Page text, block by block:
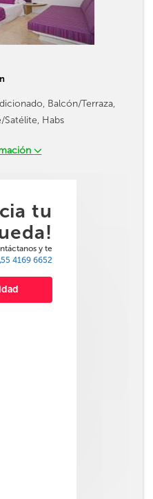
Balcón/Terraza,
Satélite, Habs
tu
y te
55 4169 6652